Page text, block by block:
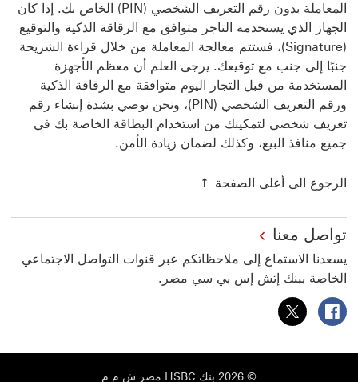
المعاملة بدون رقم التعريف الشخصي (PIN) الخاص بك. إذا كان
الجهاز الذي يستخدمه التاجر متوافق مع الرقاقة الذكية والتوقيع
(Signature)، فستتم معالجة المعاملة من خلال قراءة الشريحة
جنبًا إلى جنب مع توقيعك. يرجى العلم أن معظم الأجهزة
المستخدمة من قبل التجار اليوم متوافقة مع الرقاقة الذكية
ورقم التعريف الشخصي (PIN)، ونحن نوصي بشدة إنشاء رقم
تعريف شخصي لتمكينك من استخدام البطاقة الخاصة بك في
جميع منافذ البيع، وكذلك لضمان زيادة الأمن.
الرجوع الى أعلى الصفحة
تواصل معنا
يسعدنا الاستماع إلى ملاحظاتكم عبر قنوات التواصل الاجتماعي
الخاصة ببنك إتش إس بي سي مصر.
بنك HSBC مصر على فيسبوك سيتم فتح هذا الرابط في نافذة جديدة
بنك HSBC مصر على فيسبوك سيتم فتح هذا الرابط في نافذة جديدة
© 2026 بنك HSBC مصر ش.م.م